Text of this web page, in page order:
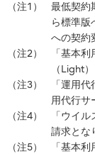
（注1）
最低契約
ら標準版
への契約
（注2）
「基本
（Light
（注3）
「運用
用代行サ
（注4）
「ウイ
請求とな
（注5）
「基本